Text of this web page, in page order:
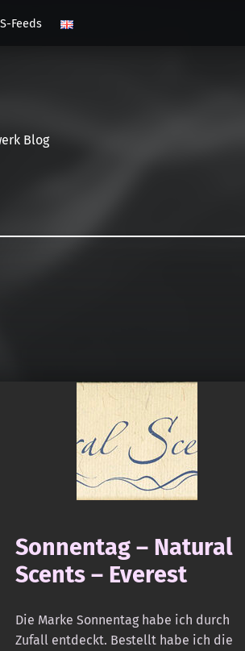
Feeds
Blog
Sonnentag – Natural
Scents – Everest
Die Marke Sonnentag habe ich durch
Zufall entdeckt. Bestellt habe ich die